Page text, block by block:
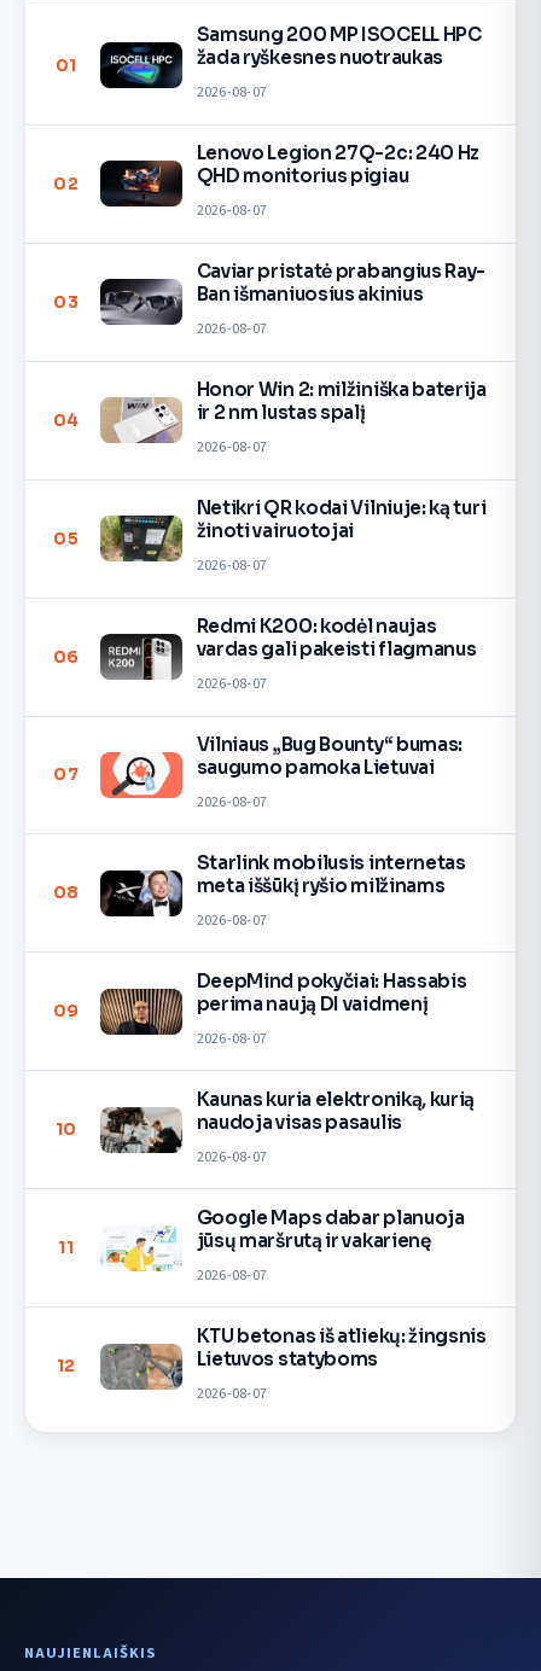
01
Samsung 200 MP ISOCELL HPC
žada ryškesnes nuotraukas
2026-08-07
02
Lenovo Legion 27Q-2c: 240 Hz
QHD monitorius pigiau
2026-08-07
03
Caviar pristatė prabangius Ray-
Ban išmaniuosius akinius
2026-08-07
04
Honor Win 2: milžiniška baterija
ir 2 nm lustas spalį
2026-08-07
05
Netikri QR kodai Vilniuje: ką turi
žinoti vairuotojai
2026-08-07
06
Redmi K200: kodėl naujas
vardas gali pakeisti flagmanus
2026-08-07
07
Vilniaus „Bug Bounty“ bumas:
saugumo pamoka Lietuvai
2026-08-07
08
Starlink mobilusis internetas
meta iššūkį ryšio milžinams
2026-08-07
09
DeepMind pokyčiai: Hassabis
perima naują DI vaidmenį
2026-08-07
10
Kaunas kuria elektroniką, kurią
naudoja visas pasaulis
2026-08-07
11
Google Maps dabar planuoja
jūsų maršrutą ir vakarienę
2026-08-07
12
KTU betonas iš atliekų: žingsnis
Lietuvos statyboms
2026-08-07
NAUJIENLAIŠKIS